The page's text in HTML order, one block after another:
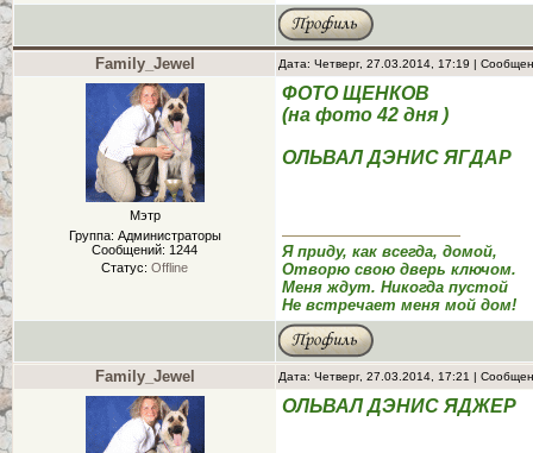
Family_Jewel Дата: Четверг, 27.03.2014, 17:19 |
Мэтр
Группа: Администраторы
Сообщений: 1244
Статус: Offline
ФОТО ЩЕНКОВ
(на фото 42 дня )
ОЛЬВАЛ ДЭНИС ЯГДАР
Я приду, как всегда, домой,
Отворю свою дверь ключом.
Меня ждут. Никогда пустой
Не встречает меня мой дом!
Family_Jewel Дата: Четверг, 27.03.2014, 17:21 |
ОЛЬВАЛ ДЭНИС ЯДЖЕР